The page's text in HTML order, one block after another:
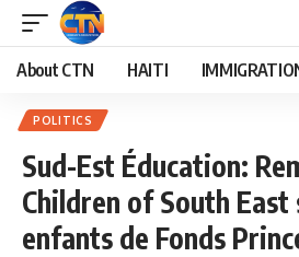
About CTN HAITI
POLITICS
Sud-Est Éducation:
Children of South
enfants de Fonds